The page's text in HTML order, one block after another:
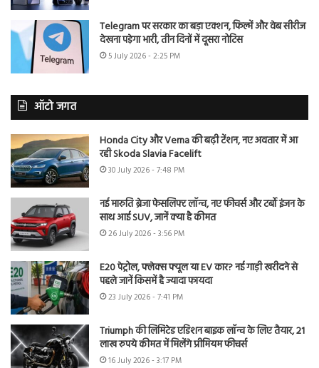
Telegram पर सरकार का बड़ा एक्शन, फिल्में और वेब सीरीज
देखना पड़ेगा भारी, तीन दिनों में दूसरा नोटिस
5 July 2026 - 2:25 PM
ऑटो जगत
Honda City और Verna की बढ़ी टेंशन, नए अवतार में आ
रही Skoda Slavia Facelift
30 July 2026 - 7:48 PM
नई मारुति ब्रेजा फेसलिफ्ट लॉन्च, नए फीचर्स और टर्बो इंजन के
साथ आई SUV, जानें क्या है कीमत
26 July 2026 - 3:56 PM
E20 पेट्रोल, फ्लेक्स फ्यूल या EV कार? नई गाड़ी खरीदने से
पहले जानें किसमें है ज्यादा फायदा
23 July 2026 - 7:41 PM
Triumph की लिमिटेड एडिशन बाइक लॉन्च के लिए तैयार, 21
लाख रुपये कीमत में मिलेंगे प्रीमियम फीचर्स
16 July 2026 - 3:17 PM